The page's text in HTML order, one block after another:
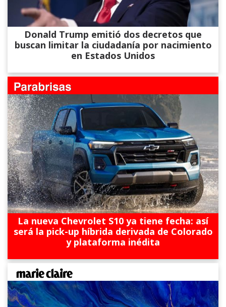
Donald Trump emitió dos decretos que
buscan limitar la ciudadanía por nacimiento
en Estados Unidos
La nueva Chevrolet S10 ya tiene fecha: así
será la pick-up híbrida derivada de Colorado
y plataforma inédita